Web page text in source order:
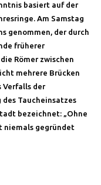
basiert auf der
Am Samstag
genommen, der durch
früherer
Römer zwischen
mehrere Brücken
Verfalls der
des Taucheinsatzes
bezeichnet: „Ohne
niemals gegründet